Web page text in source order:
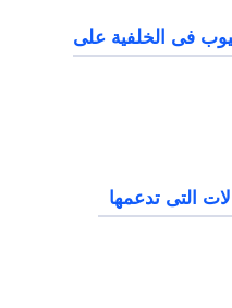
فى الخلفية على